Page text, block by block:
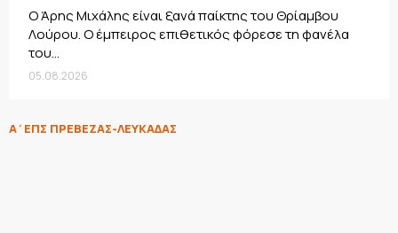
Ο Άρης Μιχάλης είναι ξανά παίκτης του Θρίαμβου
Λούρου. Ο έμπειρος επιθετικός φόρεσε τη φανέλα
του...
05.08.2026
Α΄ΕΠΣ ΠΡΕΒΕΖΑΣ-ΛΕΥΚΑΔΑΣ